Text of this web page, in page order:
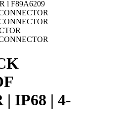
| IP68 | 4-